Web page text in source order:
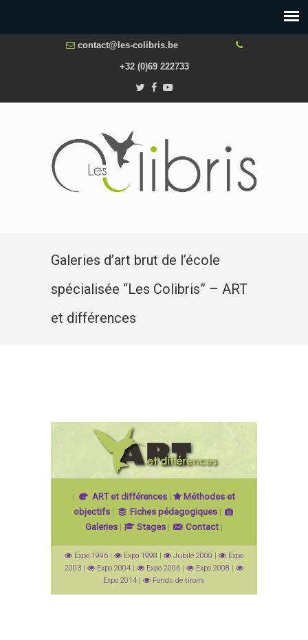
contact@les-colibris.be
+32 (0)69 222733
Galeries d’art brut de l’école
spécialisée “Les Colibris” – ART
et différences
| ART et différences|
Méthodes et
objectifs | Fiches pédagogiques|
Galeries| Stages| Contact |
Expo 1996 | Expo 1998 | Jubilé 2000 |
Expo
2003 | Expo 2004 | Expo 2006 | Expo 2008 |
Expo 2014 | Fonds de tiroirs